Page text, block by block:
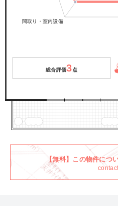
総合評価3点
【無料】この物件につ